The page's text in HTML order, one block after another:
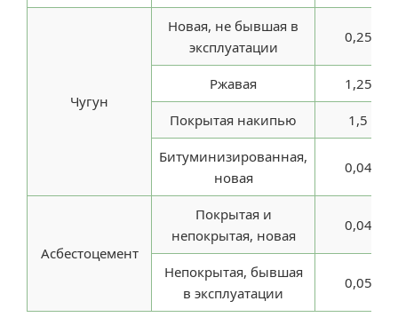
Чугун
Новая, не бывшая в
эксплуатации
0,25
Ржавая 1,25
Покрытая накипью 1,5
Битуминизированная,
новая
0,04
Асбестоцемент
Покрытая и
непокрытая, новая
0,04
Непокрытая, бывшая
в эксплуатации
0,05